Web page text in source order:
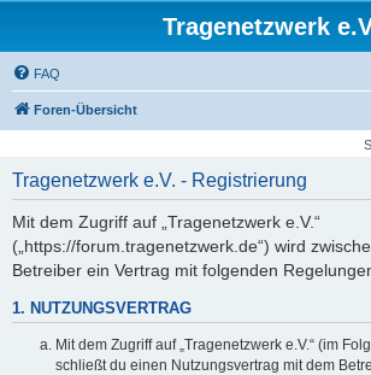
Tragenetzwerk
FAQ
Foren-Übersicht
Tragenetzwerk e.V. - Registrierung
Mit dem Zugriff auf „Tragenetzwerk e.V.“
(„https://forum.tragenetzwerk.de“) wird
Betreiber ein Vertrag mit folgenden
1. NUTZUNGSVERTRAG
Mit dem Zugriff auf „Tragenetzwerk e.V.“ (im
schließt du einen Nutzungsvertrag mit dem